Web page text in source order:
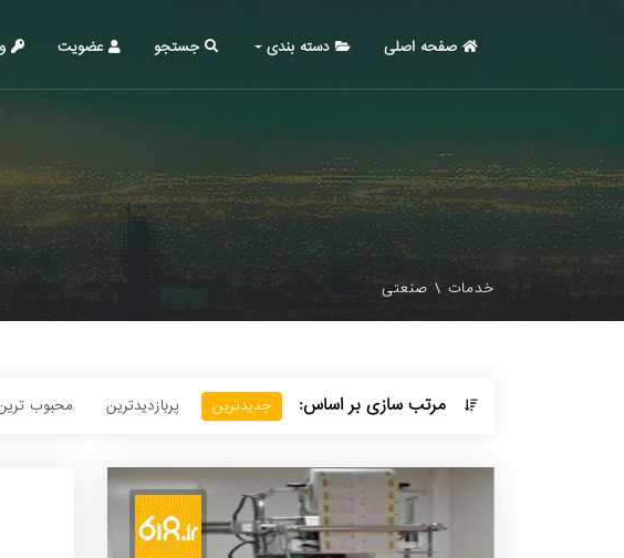
صفحه اصلی دسته بندی جستجو عضویت
خدمات \ صنعتی
مرتب سازی بر اساس: جدیدترین پربازدید‌ترین‌ محبوب